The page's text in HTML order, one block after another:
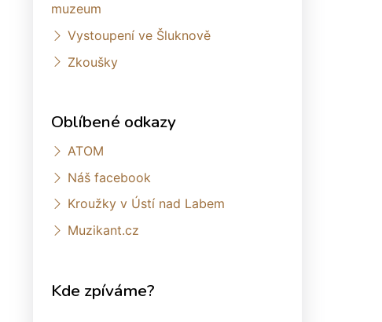
muzeum
Vystoupení ve Šluknově
Zkoušky
Oblíbené odkazy
ATOM
Náš facebook
Kroužky v Ústí nad Labem
Muzikant.cz
Kde zpíváme?